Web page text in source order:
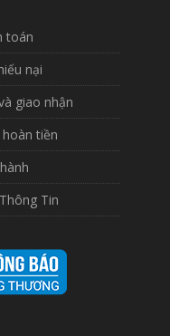
toán
nại
giao nhận
tiền
Tin